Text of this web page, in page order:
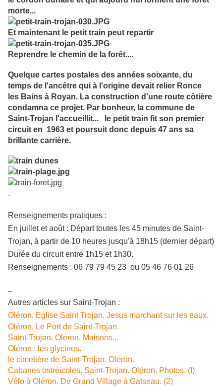
morte...
Et maintenant le petit train peut repartir
Reprendre le chemin de la forêt....
Quelque cartes postales des années soixante, du
temps de l'ancêtre qui à l'origine devait relier Ronce
les Bains à Royan. La construction d'une route côtière
condamna ce projet. Par bonheur, la commune de
Saint-Trojan l'accueillit... le petit train fit son premier
circuit en 1963 et poursuit donc depuis 47 ans sa
brillante carrière.
.
Renseignements pratiques :
En juillet et août : Départ toutes les 45 minutes de Saint-
Trojan, à partir de 10 heures jusqu'à 18h15 (dernier départ)
Durée du circuit entre 1h15 et 1h30.
Renseignements : 06 79 79 45 23 ou 05 46 76 01 26
..
Autres articles sur Saint-Trojan :
Oléron. Eglise Saint Trojan. Jesus marchant sur les eaux.
Oléron. Le Port de Saint-Trojan.
Saint-Trojan. Oléron. Maisons...
Oléron : les glycines.
le cimetière de Saint-Trojan. Oléron.
Cabanes ostréicoles. Saint-Trojan. Oléron. Photos. (I)
Vélo à Oléron. De Grand Village à Gatseau. (2)